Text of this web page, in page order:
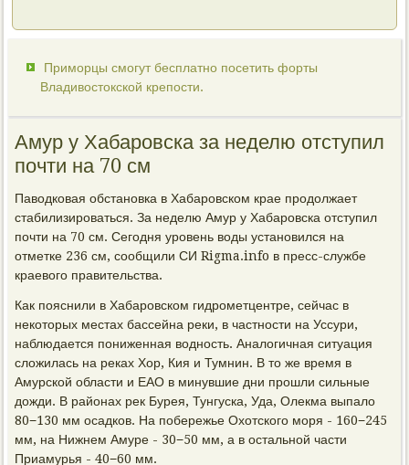
Приморцы смогут бесплатно посетить форты
Владивостокской крепости.
Амур у Хабаровска за неделю отступил
почти на 70 см
Паводковая обстановка в Хабаровском крае продолжает
стабилизироваться. За неделю Амур у Хабаровска отступил
почти на 70 см. Сегодня уровень воды установился на
отметке 236 см, сообщили СИ Rigma.info в пресс-службе
краевого правительства.
Как пояснили в Хабаровском гидрометцентре, сейчас в
некоторых местах бассейна реки, в частности на Уссури,
наблюдается пониженная водность. Аналогичная ситуация
сложилась на реках Хор, Кия и Тумнин. В то же время в
Амурской области и ЕАО в минувшие дни прошли сильные
дожди. В районах рек Бурея, Тунгуска, Уда, Олекма выпало
80−130 мм осадков. На побережье Охотского моря - 160−245
мм, на Нижнем Амуре - 30−50 мм, а в остальной части
Приамурья - 40−60 мм.